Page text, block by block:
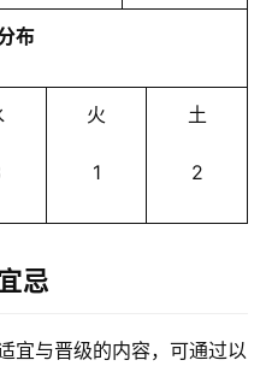
布
火
1
土
2
忌
宜与晋级的内容，可通过以